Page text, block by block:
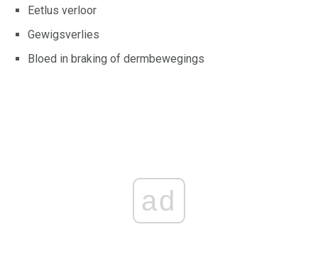
Eetlus verloor
Gewigsverlies
Bloed in braking of dermbewegings
ad